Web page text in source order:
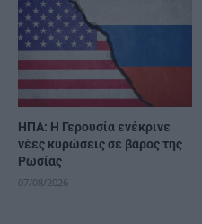
ΗΠΑ: Η Γερουσία ενέκρινε
νέες κυρώσεις σε βάρος της
Ρωσίας
07/08/2026